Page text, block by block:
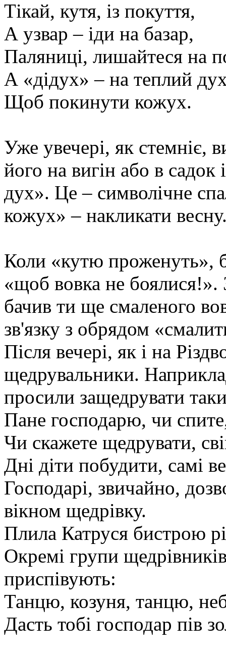
Тікай, кутя, із покуття,
А узвар – іди на базар,
Паляниці, лишайтеся на
А «дідух» – на теплий
Щоб покинути кожух.
Уже увечері, як стемніє,
його на вигін або в
дух». Це– символічне
кожух» – накликати
Коли «кутю проженуть»,
«щоб вовка не
бачив ти ще смаленого
зв'язку з обрядом
Після вечері, як і на
щедрувальники.
просили защедрувати
Пане господарю, чи
Чи скажете щедрувати,
Дні діти побудити, самі
Господарі, звичайно,
вікном щедрівку.
Плила Катруся бистрою
Окремі групи
приспівують:
Танцю, козуня, танцю,
Дасть тобі господар пів